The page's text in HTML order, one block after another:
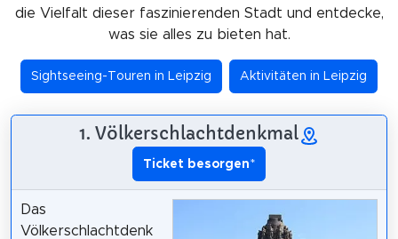
die Vielfalt dieser faszinierenden Stadt und entdecke,
was sie alles zu bieten hat.
Sightseeing-Touren in Leipzig Aktivitäten in Leipzig
1. Völkerschlachtdenkmal
Ticket besorgen*
Das
Völkerschlachtdenk